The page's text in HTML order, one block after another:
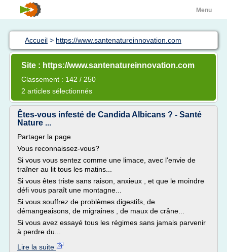
Menu
Accueil > https://www.santenatureinnovation.com
Site : https://www.santenatureinnovation.com
Classement : 142 / 250
2 articles sélectionnés
Êtes-vous infesté de Candida Albicans ? - Santé
Nature ...
Partager la page
Vous reconnaissez-vous?
Si vous vous sentez comme une limace, avec l'envie de
traîner au lit tous les matins...
Si vous êtes triste sans raison, anxieux , et que le moindre
défi vous paraît une montagne...
Si vous souffrez de problèmes digestifs, de
démangeaisons, de migraines , de maux de crâne...
Si vous avez essayé tous les régimes sans jamais parvenir
à perdre du...
Lire la suite